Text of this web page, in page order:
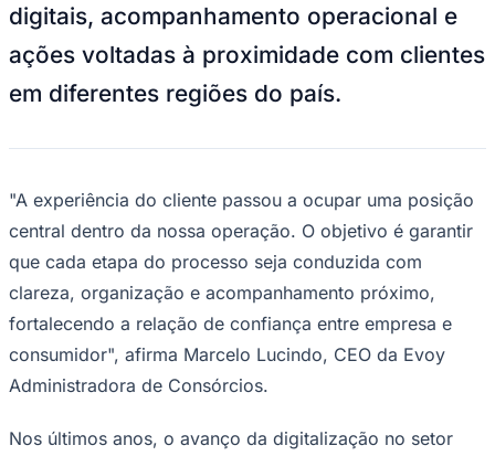
Ceará
digitais, acompanhamento operacional e
ações voltadas à proximidade com clientes
em diferentes regiões do país.
"A experiência do cliente passou a ocupar uma posição
central dentro da nossa operação. O objetivo é garantir
que cada etapa do processo seja conduzida com
clareza, organização e acompanhamento próximo,
fortalecendo a relação de confiança entre empresa e
consumidor", afirma Marcelo Lucindo, CEO da Evoy
Administradora de Consórcios.
Nos últimos anos, o avanço da digitalização no setor